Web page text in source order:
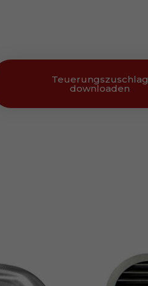
Teuerungszuschlag
downloaden